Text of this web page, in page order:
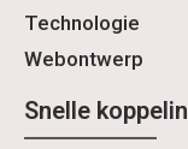
Technologie
Webontwerp
Snelle